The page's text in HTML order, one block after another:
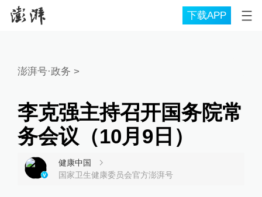
下载APP
澎湃号·政务 >
李克强主持召开国务院常
务会议（10月9日）
健康中国
国家卫生健康委员会官方澎湃号